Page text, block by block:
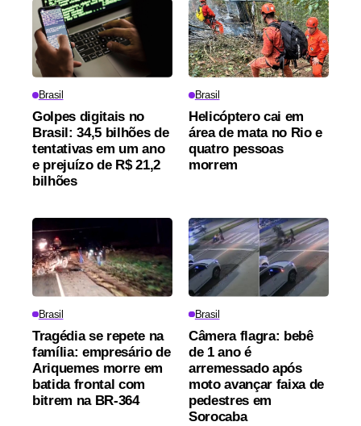
Brasil
Golpes digitais no
Brasil: 34,5 bilhões de
tentativas em um ano
e prejuízo de R$ 21,2
bilhões
Brasil
Helicóptero cai em
área de mata no Rio e
quatro pessoas
morrem
Brasil
Tragédia se repete na
família: empresário de
Ariquemes morre em
batida frontal com
bitrem na BR-364
Brasil
Câmera flagra: bebê
de 1 ano é
arremessado após
moto avançar faixa de
pedestres em
Sorocaba